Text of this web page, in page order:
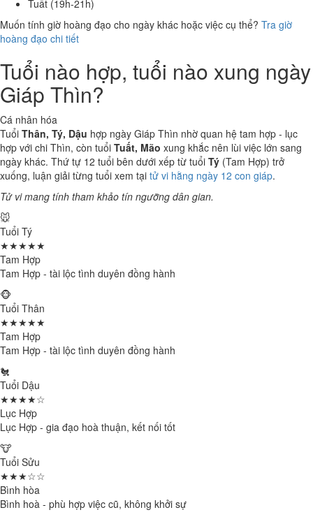
Tuất (19h-21h)
Muốn tính giờ hoàng đạo cho ngày khác hoặc việc cụ thể? Tra giờ
hoàng đạo chi tiết
Tuổi nào hợp, tuổi nào xung ngày
Giáp Thìn?
Cá nhân hóa
Tuổi Thân, Tý, Dậu hợp ngày Giáp Thìn nhờ quan hệ tam hợp - lục
hợp với chi Thìn, còn tuổi Tuất, Mão xung khắc nên lùi việc lớn sang
ngày khác. Thứ tự 12 tuổi bên dưới xếp từ tuổi Tý (Tam Hợp) trở
xuống, luận giải từng tuổi xem tại tử vi hằng ngày 12 con giáp.
Tử vi mang tính tham khảo tín ngưỡng dân gian.
🐭
Tuổi Tý
★★★★★
Tam Hợp
Tam Hợp - tài lộc tình duyên đồng hành
🐵
Tuổi Thân
★★★★★
Tam Hợp
Tam Hợp - tài lộc tình duyên đồng hành
🐔
Tuổi Dậu
★★★★☆
Lục Hợp
Lục Hợp - gia đạo hoà thuận, kết nối tốt
🐮
Tuổi Sửu
★★★☆☆
Bình hòa
Bình hoà - phù hợp việc cũ, không khởi sự